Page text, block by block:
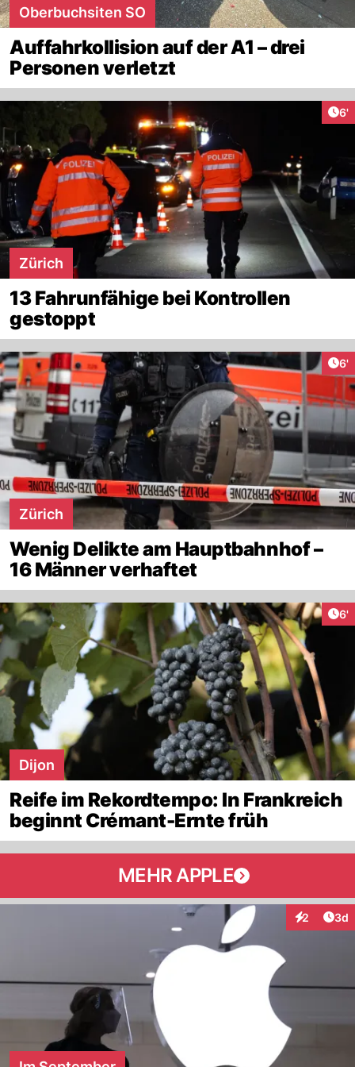
Oberbuchsiten SO
Auffahrkollision auf der A1 – drei
Personen verletzt
6'
Zürich
13 Fahrunfähige bei Kontrollen
gestoppt
6'
Zürich
Wenig Delikte am Hauptbahnhof –
16 Männer verhaftet
6'
Dijon
Reife im Rekordtempo: In Frankreich
beginnt Crémant-Ernte früh
MEHR APPLE
2 3d